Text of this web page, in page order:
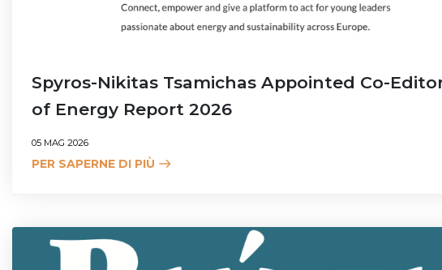
Spyros-Nikitas Tsamichas Appointed Co-
of Energy Report 2026
05 MAG 2026
PER SAPERNE DI PIÙ